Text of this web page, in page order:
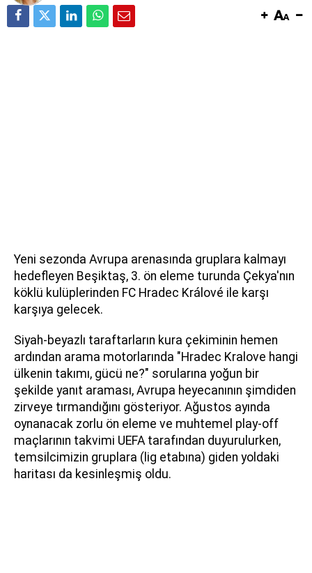
Yeni sezonda Avrupa arenasında gruplara kalmayı
hedefleyen Beşiktaş, 3. ön eleme turunda Çekya'nın
köklü kulüplerinden FC Hradec Králové ile karşı
karşıya gelecek.
Siyah-beyazlı taraftarların kura çekiminin hemen
ardından arama motorlarında "Hradec Kralove hangi
ülkenin takımı, gücü ne?" sorularına yoğun bir
şekilde yanıt araması, Avrupa heyecanının şimdiden
zirveye tırmandığını gösteriyor. Ağustos ayında
oynanacak zorlu ön eleme ve muhtemel play-off
maçlarının takvimi UEFA tarafından duyurulurken,
temsilcimizin gruplara (lig etabına) giden yoldaki
haritası da kesinleşmiş oldu.